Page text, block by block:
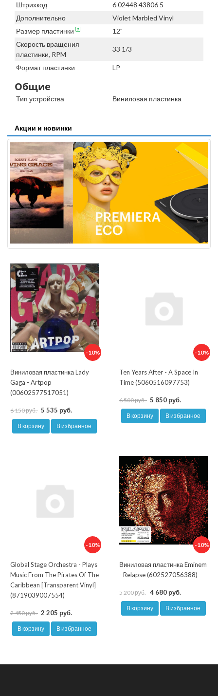
Штрихкод
6 02448 43806 5
Дополнительно
Violet Marbled Vinyl
Размер пластинки
12"
Скорость вращения
пластинки, RPM
33 1/3
Формат пластинки LP
Общие
Тип устройства Виниловая пластинка
Акции и новинки
-10%
Виниловая пластинка Lady
Gaga - Artpop
(00602577517051)
6 150 руб. 5 535 руб.
В корзину В избранное
-10%
Ten Years After - A Space In
Time (5060516097753)
6 500 руб. 5 850 руб.
В корзину В избранное
-10%
Global Stage Orchestra - Plays
Music From The Pirates Of The
Caribbean [Transparent Vinyl]
(8719039007554)
2 450 руб. 2 205 руб.
В корзину В избранное
-10%
Виниловая пластинка Eminem
- Relapse (602527056388)
5 200 руб. 4 680 руб.
В корзину В избранное